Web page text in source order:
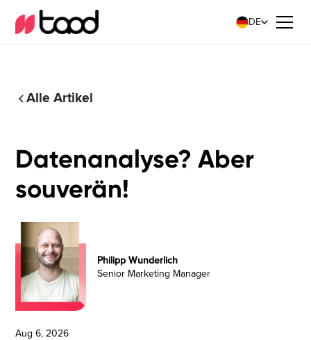
DE
Alle Artikel
Datenanalyse? Aber
souverän!
Philipp Wunderlich
Senior Marketing Manager
Aug 6, 2026